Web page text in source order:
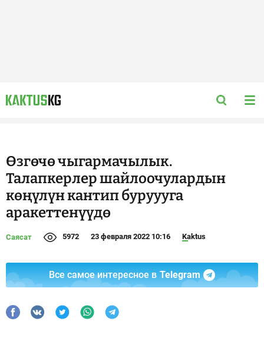
Өзгөчө чыгармачылык.
Талапкерлер шайлоочулардын
көңүлүн кантип буруууга
аракеттенүүдө
Саясат 5972 23 февраля 2022 10:16 Kaktus
Все самое интересное в Telegram